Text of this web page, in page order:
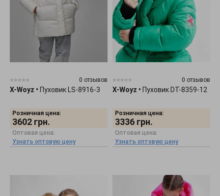
0 отзывов
X-Woyz • Пуховик LS-8916-3
Розничная цена:
3602 грн.
Оптовая цена:
Узнать оптовую цену
0 отзывов
X-Woyz • Пуховик DT-8359-12
Розничная цена:
3336 грн.
Оптовая цена:
Узнать оптовую цену